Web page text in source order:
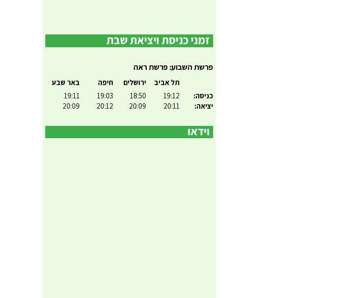
פרשת השבוע: פרשת ראה
כניסה:
יציאה:
תל אביב
19:12
20:11
ירושלים
18:50
20:09
חיפה
19:03
20:12
באר שבע
19:11
20:09